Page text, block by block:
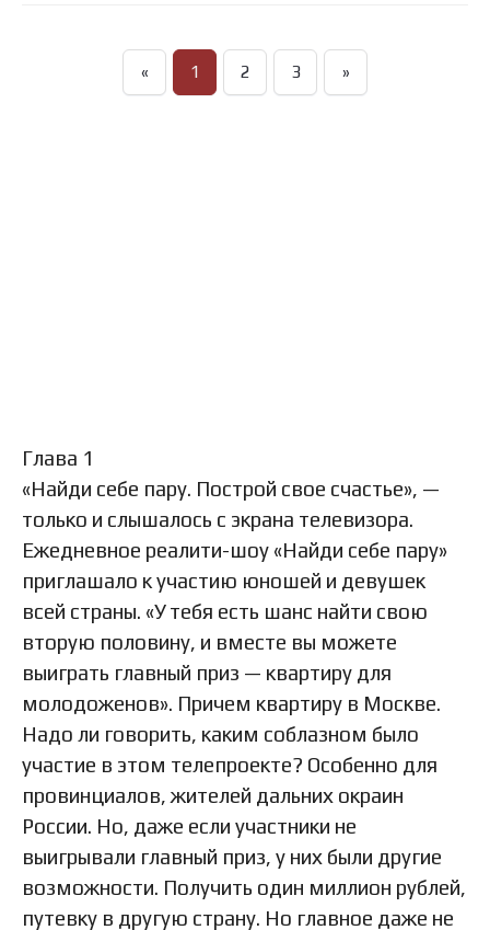
« 1 2 3 »
Глава 1
«Найди себе пару. Построй свое счастье», —
только и слышалось с экрана телевизора.
Ежедневное реалити-шоу «Найди себе пару»
приглашало к участию юношей и девушек
всей страны. «У тебя есть шанс найти свою
вторую половину, и вместе вы можете
выиграть главный приз — квартиру для
молодоженов». Причем квартиру в Москве.
Надо ли говорить, каким соблазном было
участие в этом телепроекте? Особенно для
провинциалов, жителей дальних окраин
России. Но, даже если участники не
выигрывали главный приз, у них были другие
возможности. Получить один миллион рублей,
путевку в другую страну. Но главное даже не